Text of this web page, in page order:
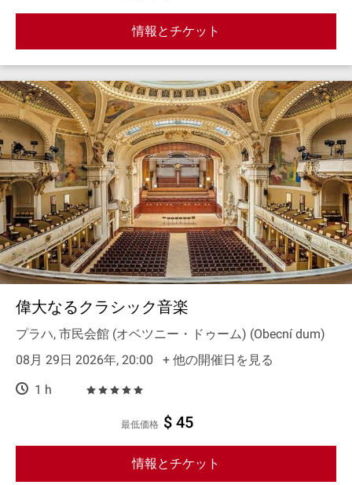
情報とチケット
偉大なるクラシック音楽
プラハ, 市民会館 (オベツニー・ドゥーム) (Obecní dum)
08月 29日 2026年, 20:00
+ 他の開催日を見る
1 h
最低価格 $ 45
情報とチケット